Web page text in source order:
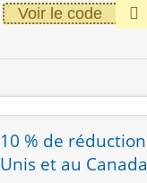
Voir le code
10 % de
Unis et au Canada